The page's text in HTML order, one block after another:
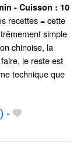
- Cuisson : 10
recettes = cette
simple
chinoise, la
le reste est
technique que
-